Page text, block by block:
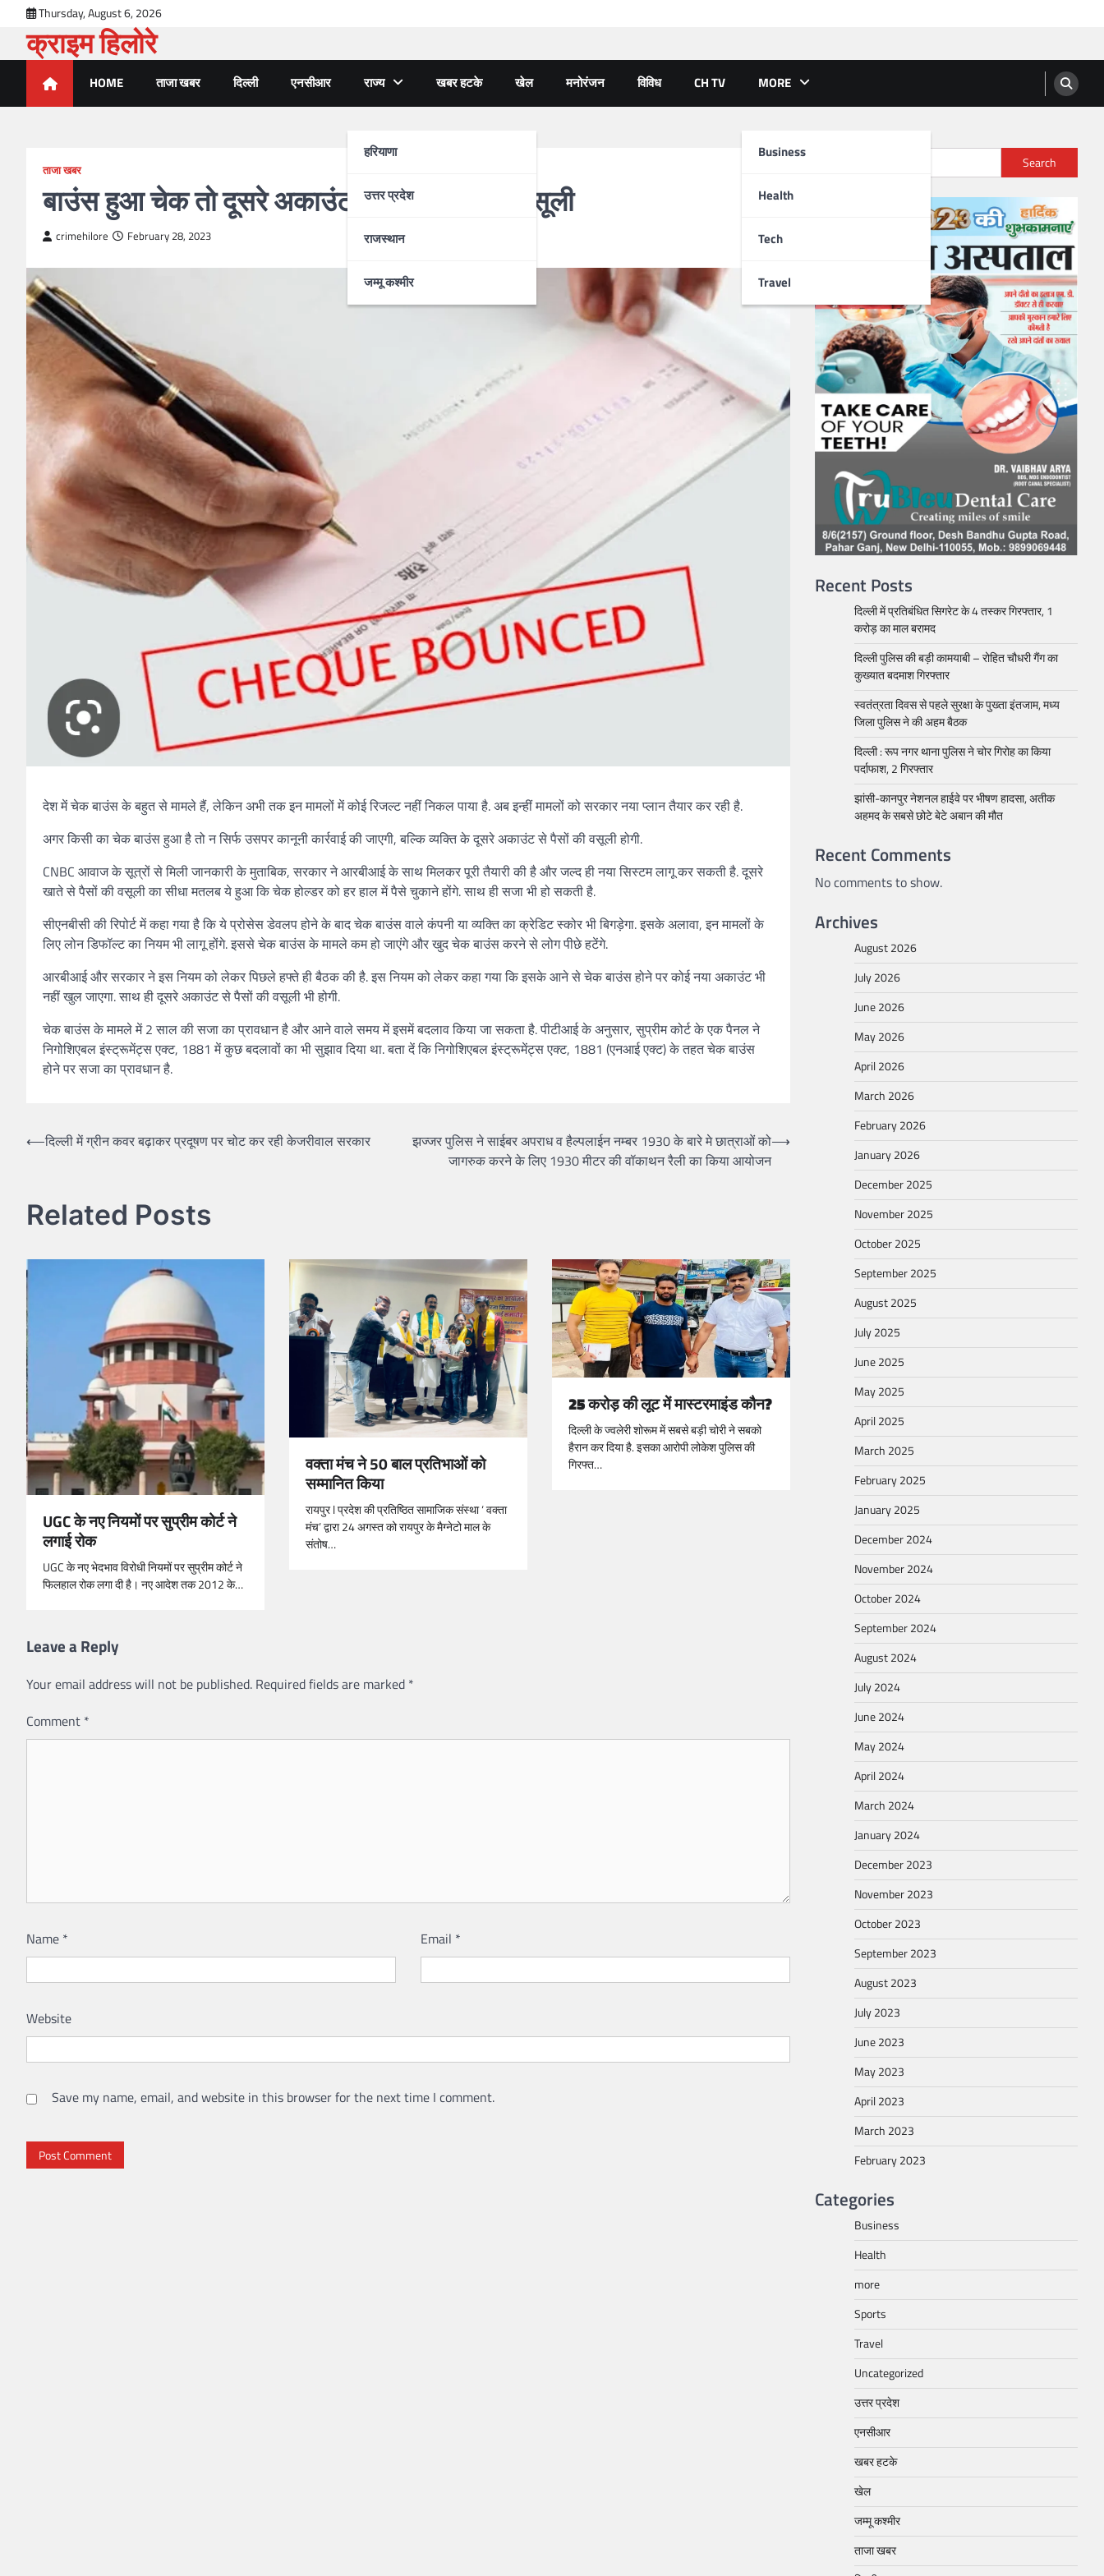
Thursday, August 6, 2026
क्राइम हिलोरे
HOME ताजा खबर दिल्ली एनसीआर राज्य
हरियाणा
उत्तर प्रदेश
राजस्थान
जम्मू कश्मीर
खबर हटके खेल मनोरंजन विविध CH TV MORE
Business
Health
Tech
Travel
ताजा खबर
बाउंस हुआ चेकतो दूसरे अकाउंट से होगी रकम की वसूली
crimehilore February 28, 2023
देश में चेक बाउंस के बहुत से मामले हैं, लेकिन अभी तक इन मामलों में कोई रिजल्ट नहीं निकल पाया है. अब इन्हीं मामलों को सरकार नया प्लान तैयार कर रही है.
अगर किसी का चेक बाउंस हुआ है तो न सिर्फ उसपर कानूनी कार्रवाई की जाएगी, बल्कि व्यक्ति के दूसरे अकाउंट से पैसों की वसूली होगी.
CNBC आवाज के सूत्रों से मिली जानकारी के मुताबिक, सरकार ने आरबीआई के साथ मिलकर पूरी तैयारी की है और जल्द ही नया सिस्टम लागू कर सकती है. दूसरे
खाते से पैसों की वसूली का सीधा मतलब ये हुआ कि चेक होल्डर को हर हाल में पैसे चुकाने होंगे. साथ ही सजा भी हो सकती है.
सीएनबीसी की रिपोर्ट में कहा गया है कि ये प्रोसेस डेवलप होने के बाद चेक बाउंस वाले कंपनी या व्यक्ति का क्रेडिट स्कोर भी बिगड़ेगा. इसके अलावा, इन मामलों के
लिए लोन डिफॉल्ट का नियम भी लागू होंगे. इससे चेक बाउंस के मामले कम हो जाएंगे और खुद चेक बाउंस करने से लोग पीछे हटेंगे.
आरबीआई और सरकार ने इस नियम को लेकर पिछले हफ्ते ही बैठक की है. इस नियम को लेकर कहा गया कि इसके आने से चेक बाउंस होने पर कोई नया अकाउंट भी
नहीं खुल जाएगा. साथ ही दूसरे अकाउंट से पैसों की वसूली भी होगी.
चेक बाउंस के मामले में 2 साल की सजा का प्रावधान है और आने वाले समय में इसमें बदलाव किया जा सकता है. पीटीआई के अनुसार, सुप्रीम कोर्ट के एक पैनल ने
निगोशिएबल इंस्ट्रूमेंट्स एक्ट, 1881 में कुछ बदलावों का भी सुझाव दिया था. बता दें कि निगोशिएबल इंस्ट्रूमेंट्स एक्ट, 1881 (एनआई एक्ट) के तहत चेक बाउंस
होने पर सजा का प्रावधान है.
⟵दिल्ली में ग्रीन कवर बढ़ाकर प्रदूषण पर चोट कर रही केजरीवाल सरकार
झज्जर पुलिस ने साईबर अपराध व हैल्पलाईन नम्बर 1930 के बारे मे छात्राओं को
जागरुक करने के लिए 1930 मीटर की वॉकाथन रैली का किया आयोजन
⟶
Related Posts
UGC के नए नियमों पर सुप्रीम कोर्ट ने
लगाई रोक
UGC के नए भेदभाव विरोधी नियमों पर सुप्रीम कोर्ट ने
फिलहाल रोक लगा दी है। नए आदेश तक 2012 के…
वक्ता मंच ने 50 बाल प्रतिभाओं को
सम्मानित किया
रायपुर l प्रदेश की प्रतिष्ठित सामाजिक संस्था ‘ वक्ता
मंच’ द्वारा 24 अगस्त को रायपुर के मैग्नेटो माल के
संतोष…
25 करोड़ की लूट में मास्टरमाइंड कौन?
दिल्ली के ज्वलेरी शोरूम में सबसे बड़ी चोरी ने सबको
हैरान कर दिया है. इसका आरोपी लोकेश पुलिस की
गिरफ्त…
Leave a Reply
Your email address will not be published. Required fields are marked *
Comment *
Name * Email *
Website
Save my name, email, and website in this browser for the next time I comment.
Search
Recent Posts
दिल्ली में प्रतिबंधित सिगरेट के 4 तस्कर गिरफ्तार, 1
करोड़ का माल बरामद
दिल्ली पुलिस की बड़ी कामयाबी – रोहित चौधरी गैंग का
कुख्यात बदमाश गिरफ्तार
स्वतंत्रता दिवस से पहले सुरक्षा के पुख्ता इंतजाम, मध्य
जिला पुलिस ने की अहम बैठक
दिल्ली : रूप नगर थाना पुलिस ने चोर गिरोह का किया
पर्दाफाश, 2 गिरफ्तार
झांसी-कानपुर नेशनल हाईवे पर भीषण हादसा, अतीक
अहमद के सबसे छोटे बेटे अबान की मौत
Recent Comments
No comments to show.
Archives
August 2026
July 2026
June 2026
May 2026
April 2026
March 2026
February 2026
January 2026
December 2025
November 2025
October 2025
September 2025
August 2025
July 2025
June 2025
May 2025
April 2025
March 2025
February 2025
January 2025
December 2024
November 2024
October 2024
September 2024
August 2024
July 2024
June 2024
May 2024
April 2024
March 2024
January 2024
December 2023
November 2023
October 2023
September 2023
August 2023
July 2023
June 2023
May 2023
April 2023
March 2023
February 2023
Categories
Business
Health
more
Sports
Travel
Uncategorized
उत्तर प्रदेश
एनसीआर
खबर हटके
खेल
जम्मू कश्मीर
ताजा खबर